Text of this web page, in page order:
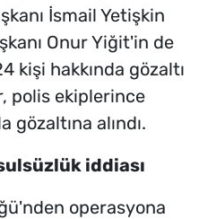
İsmail Yetişkin
Onur Yiğit'in de
kişi hakkında gözaltı
polis ekiplerince
alındı.
iddiası
operasyona